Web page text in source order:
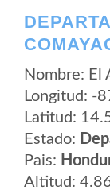
Nombre: El
Longitud: -
Latitud:
Estado:
Pais:
Altitud: